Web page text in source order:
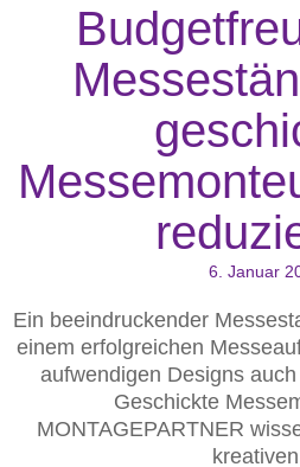
6. Januar
Ein beeindruckender
einem erfolgreichen
aufwendigen Designs
Geschickte
MONTAGEPARTNER